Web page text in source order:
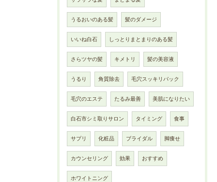
うるおいのある髪 髪のダメージ
いいね白石 しっとりまとまりのある髪
さらツヤの髪 キメトリ 髪の美容液
うるり 角質除去 毛穴スッキリパック
毛穴のエステ たるみ最善 美肌になりたい
白石市シミ取りサロン タイミング 食事
サプリ 化粧品 ブライダル 脚痩せ
カウンセリング 効果 おすすめ
ホワイトニング